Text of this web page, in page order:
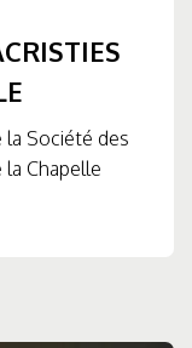
la Société des
Chapelle